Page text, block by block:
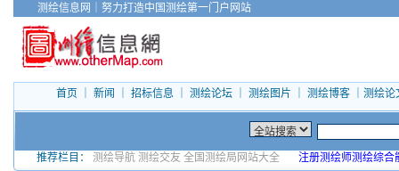
测绘信息网 努力打造中国测绘第一门户网站
首页 新闻 招标信息｜ 测绘论坛｜ 测绘图片 测绘博客｜ 测绘论
推荐栏目： 测绘导航 测绘交友 全国测绘局网站大全 注册测绘师测绘综合